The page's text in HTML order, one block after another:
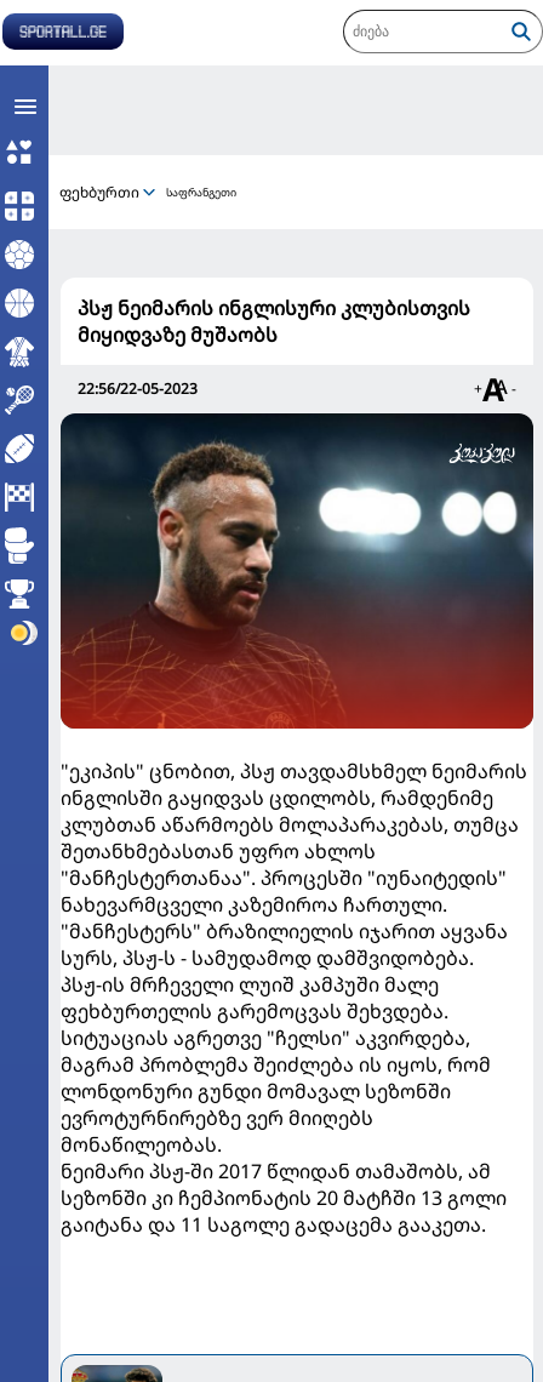
ფეხბურთი საფრანგეთი
პსჟ ნეიმარის ინგლისური კლუბისთვის
მიყიდვაზე მუშაობს
22:56/22-05-2023 + -
"ეკიპის" ცნობით, პსჟ თავდამსხმელ ნეიმარის
ინგლისში გაყიდვას ცდილობს, რამდენიმე
კლუბთან აწარმოებს მოლაპარაკებას, თუმცა
შეთანხმებასთან უფრო ახლოს
"მანჩესტერთანაა". პროცესში "იუნაიტედის"
ნახევარმცველი კაზემიროა ჩართული.
"მანჩესტერს" ბრაზილიელის იჯარით აყვანა
სურს, პსჟ-ს - სამუდამოდ დამშვიდობება.
პსჟ-ის მრჩეველი ლუიშ კამპუში მალე
ფეხბურთელის გარემოცვას შეხვდება.
სიტუაციას აგრეთვე "ჩელსი" აკვირდება,
მაგრამ პრობლემა შეიძლება ის იყოს, რომ
ლონდონური გუნდი მომავალ სეზონში
ევროტურნირებზე ვერ მიიღებს
მონაწილეობას.
ნეიმარი პსჟ-ში 2017 წლიდან თამაშობს, ამ
სეზონში კი ჩემპიონატის 20 მატჩში 13 გოლი
გაიტანა და 11 საგოლე გადაცემა გააკეთა.